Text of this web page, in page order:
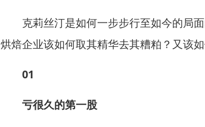
克莉丝汀是如何一步步行至如今的局面
烘焙企业该如何取其精华去其糟粕？又该
01
亏很久的第一股